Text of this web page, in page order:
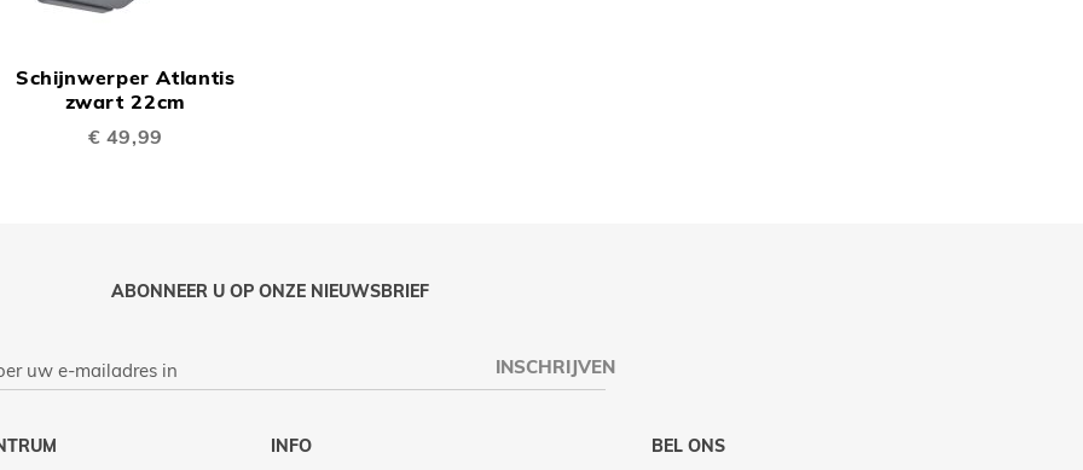
Schijnwerper Atlantis
zwart 22cm
€ 49,99
ABONNEER U OP ONZE NIEUWSBRIEF
INSCHRIJVEN
INFO BEL ONS